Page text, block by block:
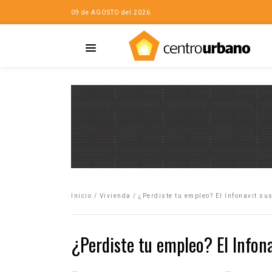
09 de AGOSTO del 2026
Inicio / Vivienda / ¿Perdiste tu empleo? El Infonavit
¿Perdiste tu empleo? El